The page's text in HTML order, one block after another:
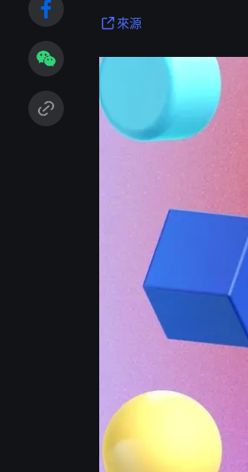
來源